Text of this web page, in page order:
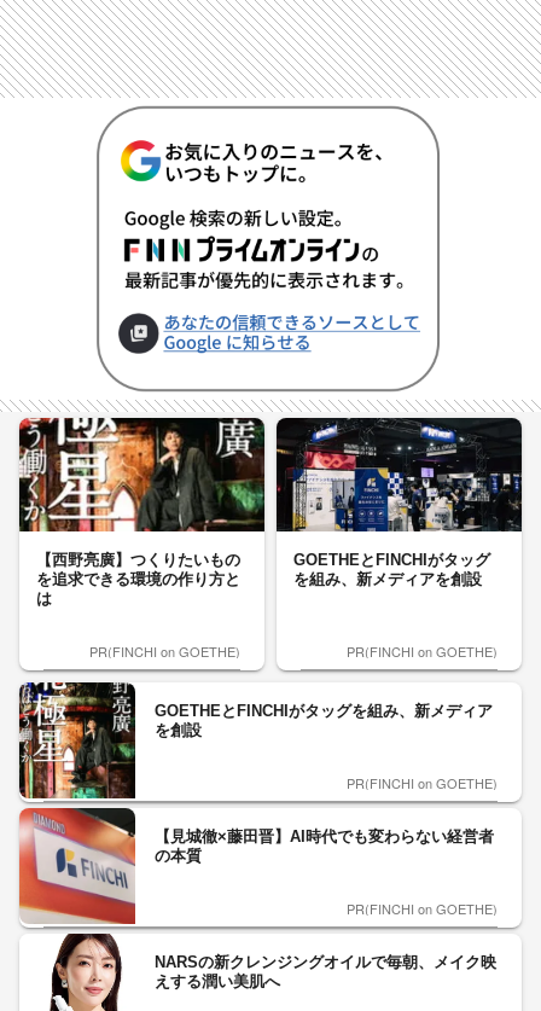
【西野亮廣】つくりたいもの
を追求できる環境の作り方と
は
PR(FINCHI on GOETHE)
GOETHEとFINCHIがタッグ
を組み、新メディアを創設
PR(FINCHI on GOETHE)
GOETHEとFINCHIがタッグを組み、新メディア
を創設
PR(FINCHI on GOETHE)
【見城徹×藤田晋】AI時代でも変わらない経営者
の本質
PR(FINCHI on GOETHE)
NARSの新クレンジングオイルで毎朝、メイク映
えする潤い美肌へ